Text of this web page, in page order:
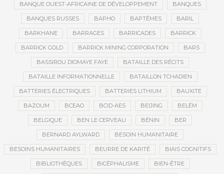
BANQUE OUEST-AFRICAINE DE DÉVELOPPEMENT BANQUES
BANQUES RUSSES BAPHO BAPTÊMES BARIL
BARKHANE BARRAGES BARRICADES BARRICK
BARRICK GOLD BARRICK MINING CORPORATION BARS
BASSIROU DIOMAYE FAYE BATAILLE DES RÉCITS
BATAILLE INFORMATIONNELLE BATAILLON TCHADIEN
BATTERIES ÉLECTRIQUES BATTERIES LITHIUM BAUXITE
BAZOUM BCEAO BCID-AES BEIJING BELÉM
BELGIQUE BEN LE CERVEAU BÉNIN BER
BERNARD AYLWARD BESOIN HUMANITAIRE
BESOINS HUMANITAIRES BEURRE DE KARITÉ BIAIS COGNITIFS
BIBLIOTHÈQUES BICÉPHALISME BIEN-ÊTRE